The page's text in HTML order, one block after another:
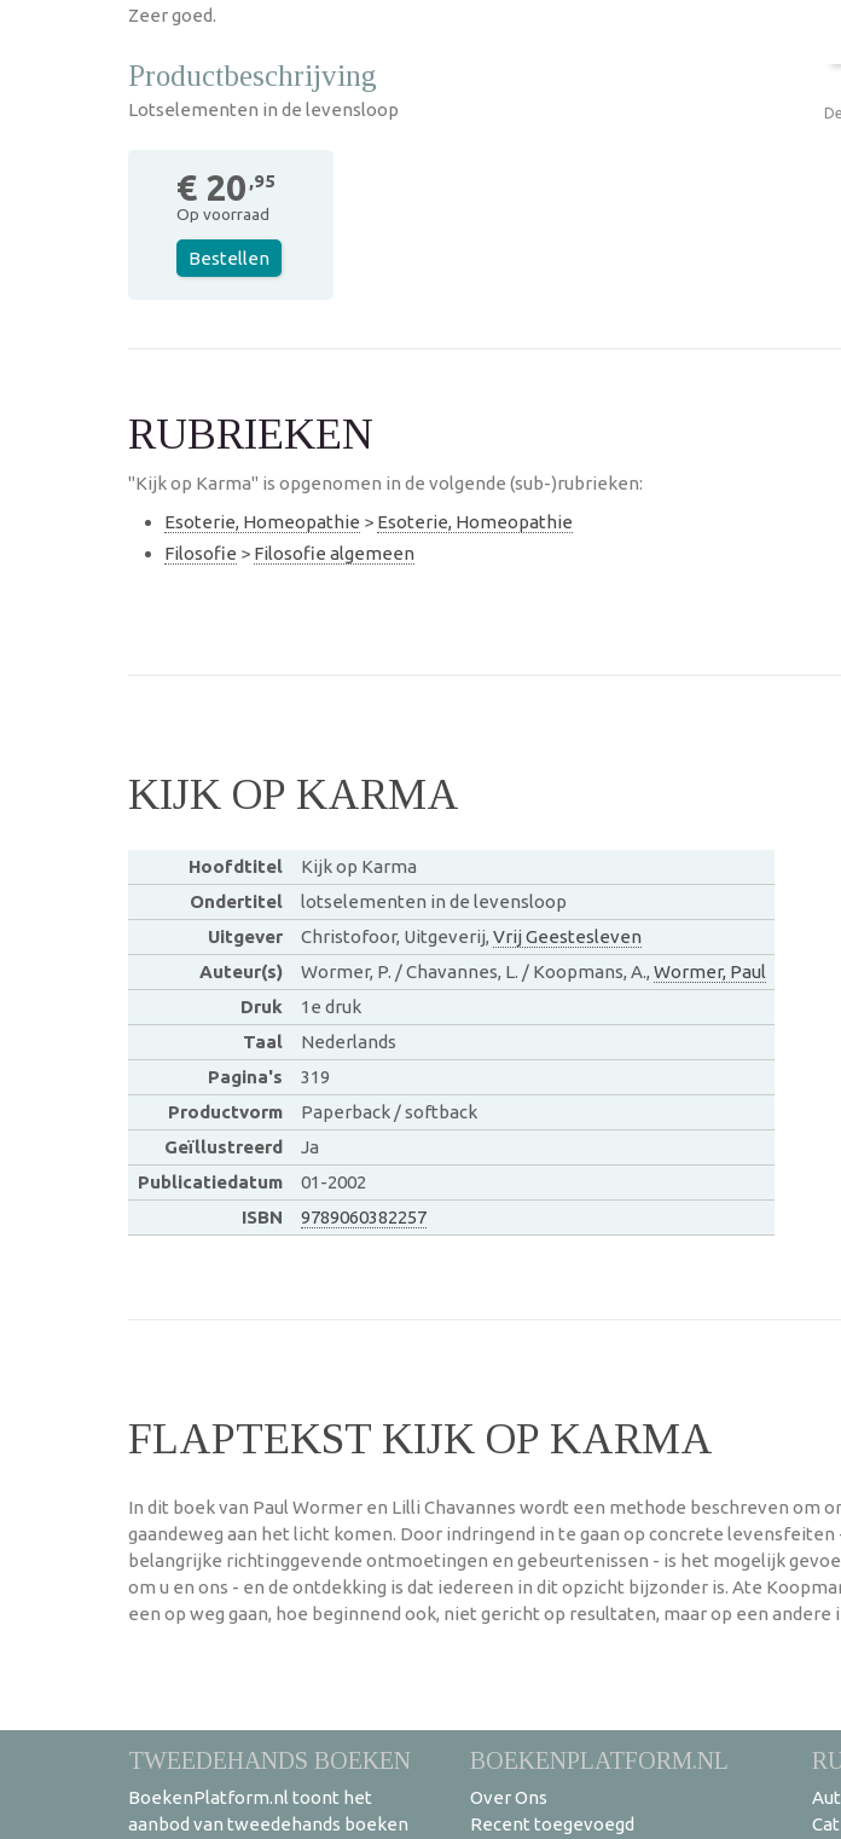
Zeer goed.
Productbeschrijving
Lotselementen in de levensloop
€ 20 ,95
Op voorraad
Bestellen
RUBRIEKEN
"Kijk op Karma" is opgenomen in de volgende (sub-)rubrieken:
Esoterie, Homeopathie > Esoterie, Homeopathie
Filosofie > Filosofie algemeen
KIJK OP KARMA
Hoofdtitel
Kijk op Karma
Ondertitel
lotselementen in de levensloop
Uitgever
Christofoor, Uitgeverij, Vrij Geestesleven
Auteur(s)
Wormer, P. / Chavannes, L. / Koopmans, A., Wormer, Paul
Druk
1e druk
Taal
Nederlands
Pagina's
319
Productvorm
Paperback / softback
Geïllustreerd
Ja
Publicatiedatum
01-2002
ISBN
9789060382257
FLAPTEKST KIJK OP KARMA
In dit boek van Paul Wormer en Lilli Chavannes wordt een methode beschreven
gaandeweg aan het licht komen. Door indringend in te gaan op concrete
belangrijke richtinggevende ontmoetingen en gebeurtenissen - is het mogelijk
om u en ons - en de ontdekking is dat iedereen in dit opzicht bijzonder is. Ate
een op weg gaan, hoe beginnend ook, niet gericht op resultaten, maar op een
TWEEDEHANDS BOEKEN
BoekenPlatform.nl toont het
aanbod van tweedehands boeken
BOEKENPLATFORM.NL
Over Ons
Recent toegevoegd